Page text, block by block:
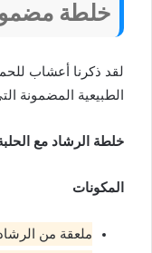
خلطة
لقد ذكرنا أعشاب
الطبيعية المضمونة
خلطة الرشاد مع
المكونات
ملعقة من